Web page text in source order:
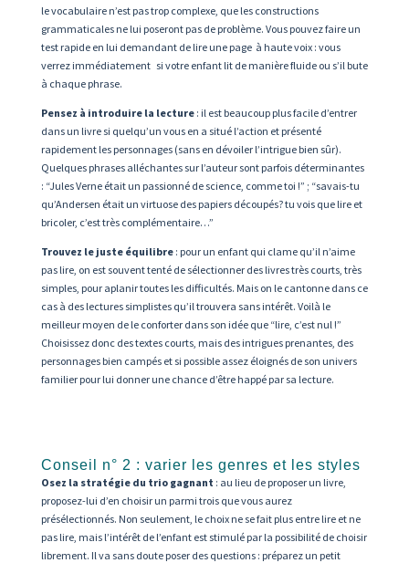
le vocabulaire n’est pas trop complexe, que les constructions
grammaticales ne lui poseront pas de problème. Vous pouvez faire un
test rapide en lui demandant de lire une page à haute voix : vous
verrez immédiatement si votre enfant lit de manière fluide ou s’il bute
à chaque phrase.
Pensez à introduire la lecture: il est beaucoup plus facile d’entrer
dans un livre si quelqu’un vous en a situé l’action et présenté
rapidement les personnages (sans en dévoiler l’intrigue bien sûr).
Quelques phrases alléchantes sur l’auteur sont parfois déterminantes
: “Jules Verne était un passionné de science, comme toi !” ; “savais-tu
qu’Andersen était un virtuose des papiers découpés? tu vois que lire et
bricoler, c’est très complémentaire…”
Trouvez le juste équilibre: pour un enfant qui clame qu’il n’aime
pas lire, on est souvent tenté de sélectionner des livres très courts, très
simples, pour aplanir toutes les difficultés. Mais on le cantonne dans ce
cas à des lectures simplistes qu’il trouvera sans intérêt. Voilà le
meilleur moyen de le conforter dans son idée que “lire, c’est nul !”
Choisissez donc des textes courts, mais des intrigues prenantes, des
personnages bien campés et si possible assez éloignés de son univers
familier pour lui donner une chance d’être happé par sa lecture.
Conseil n° 2 : varier les genres et les styles
Osez la stratégie du trio gagnant : au lieu de proposer un livre,
proposez-lui d’en choisir un parmi trois que vous aurez
présélectionnés. Non seulement, le choix ne se fait plus entre lire et ne
pas lire, mais l’intérêt de l’enfant est stimulé par la possibilité de choisir
librement. Il va sans doute poser des questions : préparez un petit